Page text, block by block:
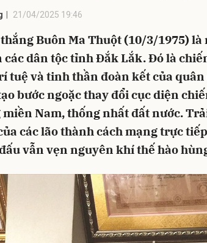
21/04/2025 19:46
Buôn Ma Thuột (10/3/1975) là
các dân tộc tỉnh Đắk Lắk. Đó là
tuệ và tinh thần đoàn kết của
bước ngoặc thay đổi cục diện
Nam, thống nhất đất nước.
các lão thành cách mạng trực
vẫn vẹn nguyên khí thế hào